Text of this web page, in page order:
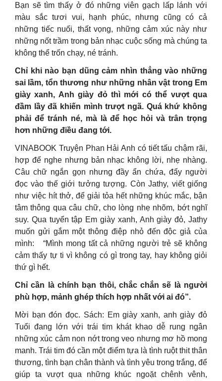
Bạn sẽ tìm thấy ở đó những viên gạch lấp lánh với
màu sắc tươi vui, hạnh phúc, nhưng cũng có cả
những tiếc nuối, thất vọng, những cảm xúc này như
những nốt trầm trong bản nhạc cuộc sống mà chúng ta
không thể trốn chạy, né tránh.
Chỉ khi nào bạn dũng cảm nhìn thẳng vào những
sai lầm, tổn thương như những nhân vật trong Em
giày xanh, Anh giày đỏ thì mới có thể vượt qua
đầm lầy đã khiến mình trượt ngã. Quá khứ không
phải để tránh né, mà là để học hỏi và trân trọng
hơn những điều đang tới.
VINABOOK Truyện Phan Hải Anh có tiết tấu chậm rãi,
hợp để nghe nhưng bản nhạc không lời, nhẹ nhàng.
Câu chữ ngắn gọn nhưng đầy ẩn chứa, đẩy người
đọc vào thế giới tưởng tượng. Còn Jathy, viết giống
như việc hít thở, để giải tỏa hết những khúc mắc, bận
tâm thông qua câu chữ, cho lòng nhẹ nhõm, bớt nghĩ
suy. Qua tuyển tập Em giày xanh, Anh giày đỏ, Jathy
muốn gửi gắm một thông điệp nhỏ đến độc giả của
mình: “Mình mong tất cả những người trẻ sẽ không
cảm thấy tự ti vì không có gì trong tay, hay không giỏi
thứ gì hết.
Chỉ cần là chính bạn thôi, chắc chắn sẽ là người
phù hợp, mảnh ghép thích hợp nhất với ai đó”.
Mời bạn đón đọc. Sách: Em giày xanh, anh giày đỏ
Tuổi đang lớn với trái tim khát khao dễ rung ngân
những xúc cảm non nớt trong veo nhưng mơ hồ mong
manh. Trái tim đó cần một điểm tựa là tình ruột thit thân
thương, tình bạn chân thành và tình yêu trong trắng, để
giúp ta vượt qua những khúc ngoặt chênh vênh,